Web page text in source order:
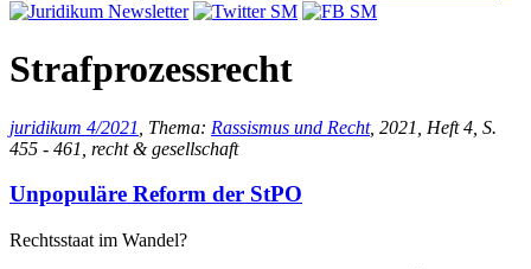
Strafprozessrecht
juridikum 4/2021 , Thema: Rassismus und Recht, 2021, Heft 4, S.
455 - 461, recht & gesellschaft
Unpopuläre Reform der StPO
Rechtsstaat im Wandel?